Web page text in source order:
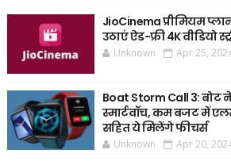
JioCinema प्रीमियम
उठाएं ऐड-फ्री 4K वीडियो
Unknown Apr 25,
Boat Storm Call 3: बोट
स्मार्टवॉच, कम बजट में
सहित ये मिलेंगे फीचर्स
Unknown Apr 20,